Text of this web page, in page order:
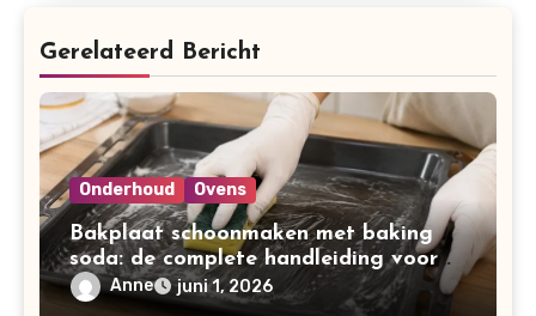
Gerelateerd Bericht
Onderhoud Ovens
Bakplaat schoonmaken met baking
soda: de complete handleiding voor
een brandschone bakplaat
Anne juni 1, 2026